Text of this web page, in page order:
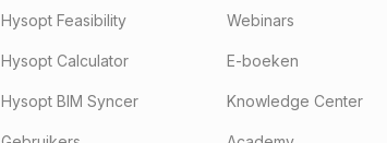
Hysopt Feasibility
Hysopt Calculator
Hysopt BIM Syncer
Webinars
E-boeken
Knowledge Center